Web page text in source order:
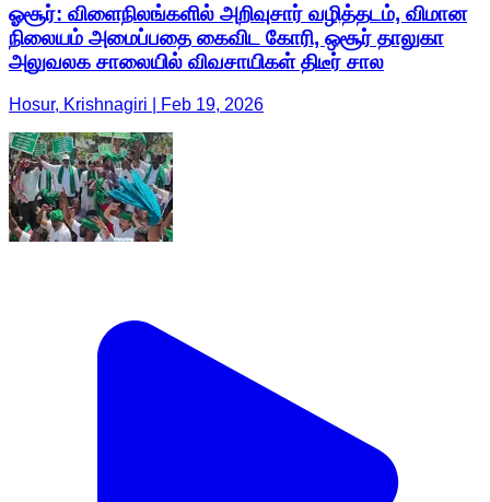
ஓசூர்: விளைநிலங்களில் அறிவுசார் வழித்தடம், விமான
நிலையம் அமைப்பதை கைவிட கோரி, ஒசூர் தாலுகா
அலுவலக சாலையில் விவசாயிகள் திடீர் சால
Hosur, Krishnagiri | Feb 19, 2026